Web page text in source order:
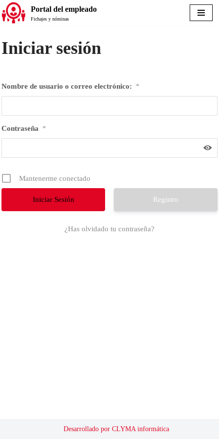
Saltar
Portal del empleado
Fichajes y nóminas
Iniciar sesión
Nombre de usuario o correo electrónico: *
Contraseña *
Mantenerme conectado
Registro
¿Has olvidado tu contraseña?
Desarrollado por CLYMA informática